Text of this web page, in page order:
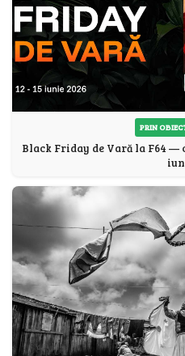
PRIN
Black Friday de Vară la F64 —